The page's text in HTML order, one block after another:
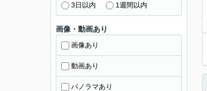
3日以内 1週間以内
画像・動画あり
画像あり
動画あり
パノラマあり